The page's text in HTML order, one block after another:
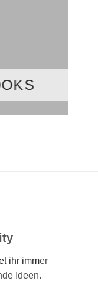
ihr immer
Ideen.